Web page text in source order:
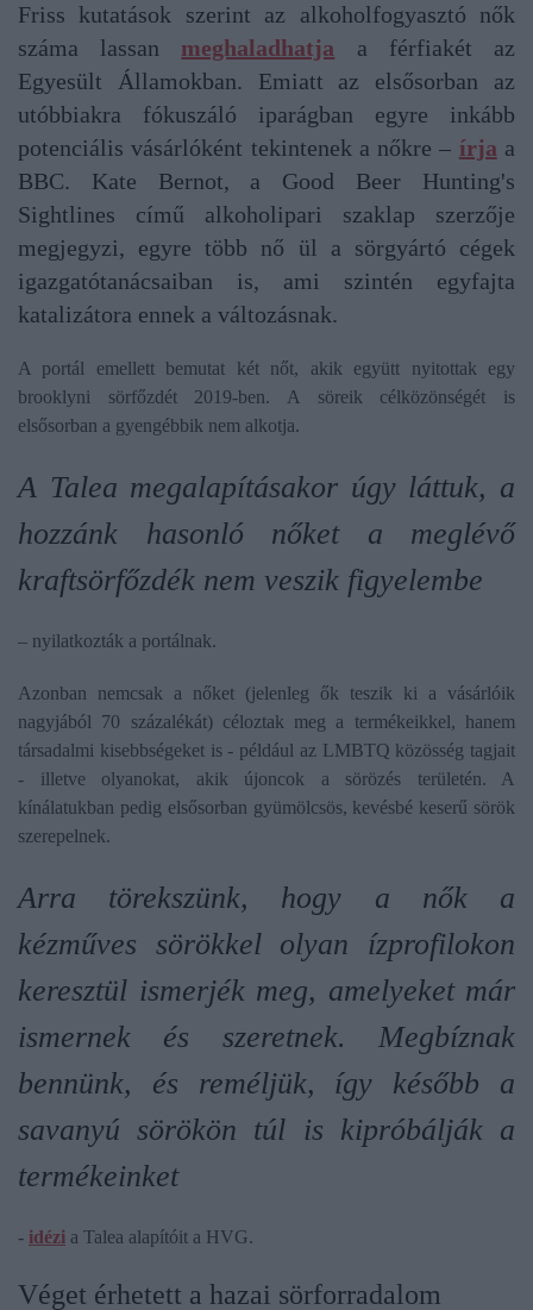
Friss kutatások szerint az alkoholfogyasztó nők
száma lassan meghaladhatja a férfiakét az
Egyesült Államokban. Emiatt az elsősorban az
utóbbiakra fókuszáló iparágban egyre inkább
potenciális vásárlóként tekintenek a nőkre – írja a
BBC. Kate Bernot, a Good Beer Hunting's
Sightlines című alkoholipari szaklap szerzője
megjegyzi, egyre több nő ül a sörgyártó cégek
igazgatótanácsaiban is, ami szintén egyfajta
katalizátora ennek a változásnak.
A portál emellett bemutat két nőt, akik együtt nyitottak egy
brooklyni sörfőzdét 2019-ben. A söreik célközönségét is
elsősorban a gyengébbik nem alkotja.
A Talea megalapításakor úgy láttuk, a
hozzánk hasonló nőket a meglévő
kraftsörfőzdék nem veszik figyelembe
– nyilatkozták a portálnak.
Azonban nemcsak a nőket (jelenleg ők teszik ki a vásárlóik
nagyjából 70 százalékát) céloztak meg a termékeikkel, hanem
társadalmi kisebbségeket is - például az LMBTQ közösség tagjait
- illetve olyanokat, akik újoncok a sörözés területén. A
kínálatukban pedig elsősorban gyümölcsös, kevésbé keserű sörök
szerepelnek.
Arra törekszünk, hogy a nők a
kézműves sörökkel olyan ízprofilokon
keresztül ismerjék meg, amelyeket már
ismernek és szeretnek. Megbíznak
bennünk, és reméljük, így később a
savanyú sörökön túl is kipróbálják a
termékeinket
- idézi a Talea alapítóit a HVG.
Véget érhetett a hazai sörforradalom